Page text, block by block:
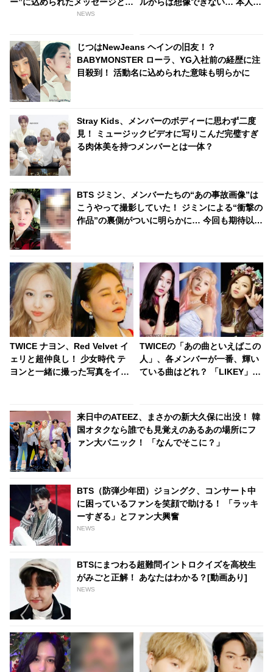
は？ ファンによる見事な推理に
NEWS
じつはNewJeans ヘインの旧友！？
BABYMONSTER ローラ、YG入社前の経歴に注
目殺到！ 活動名に込められた意味も明らかに
Stray Kids、メンバーのボディーに思わず二度
見！ ミュージックビデオに写りこんだ完璧すぎ
る肉体美を持つメンバーとは一体？
BTS ジミン、メンバーたちの“あの事故画像”は
こうやって撮影していた！ ジミンによる“衝撃の
作品”の裏側がついに明らかに… 今回も期待以上
TWICE ナヨン、Red Velvet イ
ェリと超仲良し！ 少女時代 テ
ヨンと一緒に撮った写真をイェ
TWICEの「あの曲といえばこの
人」、各メンバーが一番、輝い
ている曲はどれ？ 「LIKEY」、
来日中のATEEZ、まさかの新大久保に出没！ 韓
国オタクなら誰でも見覚えのあるあの場所にフ
ァン大パニック！ 「なんでそこに？」
BTS（防弾少年団）ジョングク、コンサート中
に困っているファンを笑顔で助ける！ 「ラッキ
ーすぎる」とファン大興奮
NEWS
BTSにまつわる超難問イントロクイズを高校生
がみごと正解！ あなたはわかる？[動画あり]
NEWS